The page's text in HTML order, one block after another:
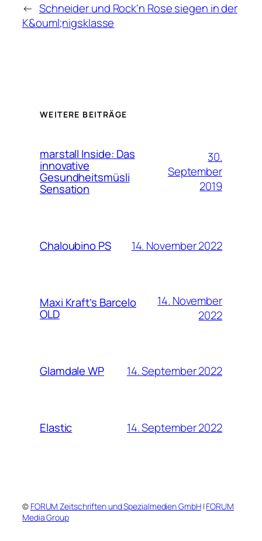
← Schneider und Rock'n Rose siegen in der
K&ouml;nigsklasse
WEITERE BEITRÄGE
marstall Inside: Das
innovative
Gesundheitsmüsli
Sensation
30.
September
2019
Chaloubino PS 14. November 2022
Maxi Kraft’s Barcelo
OLD
14. November
2022
Glamdale WP 14. September 2022
Elastic 14. September 2022
© FORUM Zeitschriften und Spezialmedien GmbH| FORUM
Media Group